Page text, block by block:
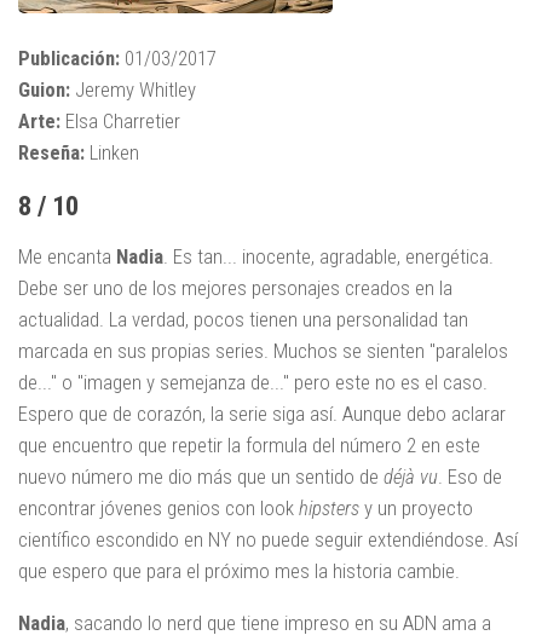
Publicación: 01/03/2017
Guion: Jeremy Whitley
Arte: Elsa Charretier
Reseña: Linken
8 / 10
Me encanta Nadia . Es tan... inocente, agradable, energética.
Debe ser uno de los mejores personajes creados en la
actualidad. La verdad, pocos tienen una personalidad tan
marcada en sus propias series. Muchos se sienten "paralelos
de..." o "imagen y semejanza de..." pero este no es el caso.
Espero que de corazón, la serie siga así. Aunque debo aclarar
que encuentro que repetir la formula del número 2 en este
nuevo número me dio más que un sentido de déjà vu . Eso de
encontrar jóvenes genios con look hipsters y un proyecto
científico escondido en NY no puede seguir extendiéndose. Así
que espero que para el próximo mes la historia cambie.
Nadia, sacando lo nerd que tiene impreso en su ADN ama a